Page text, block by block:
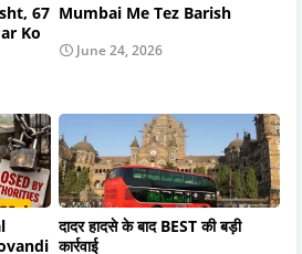
67
Ko
Mumbai Me Tez Barish
June 24, 2026
दादर हादसे के बाद BEST की बड़ी
कार्रवाई